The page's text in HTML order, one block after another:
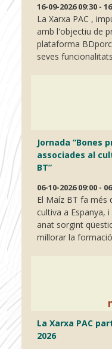
16-09-2026 09:30 -
La Xarxa PAC ,
amb l'objectiu de
plataforma
seves
Jornada “Bones
associades al
BT”
06-10-2026 09:00 -
El Maíz BT fa més
cultiva a Espanya,
anat sorgint
millorar la
La Xarxa PAC
2026